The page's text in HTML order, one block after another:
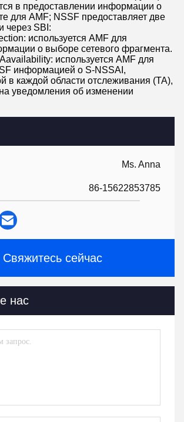
Ms. Anna
86-15622853785
Свяжитесь сейчас
нас
в предоставлении информации о
для AMF; NSSF предоставляет две
через SBI:
используется AMF для
о выборе сетевого фрагмента.
используется AMF для
информацией о S-NSSAI,
в каждой области отслеживания (TA),
уведомления об изменении